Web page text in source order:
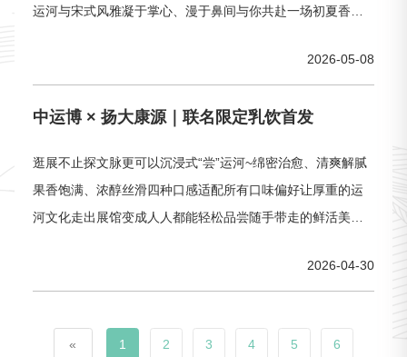
运河与宋式风雅凝于掌心、漫于鼻间与你共赴一场初夏香遇
可领取全场满99减5元或满199减15元优惠券（优惠券领取后
抱月瓶严选牛油果树果脂、角鲨烷、透明质酸钠实现深层补
2026-05-08
中运博 × 扬大康源｜联名限定乳饮首发
逛展不止探文脉更可以沉浸式“尝”运河~绵密治愈、清爽解腻
果香饱满、浓醇丝滑四种口感适配所有口味偏好让厚重的运
河文化走出展馆变成人人都能轻松品尝随手带走的鲜活美味
品运河限定酸奶快来解锁你的专属运河风味吧～温馨提示:冷
厅入口处（自助机器）➤3号展厅出口处对面（自助机器
2026-04-30
« 1 2 3 4 5 6